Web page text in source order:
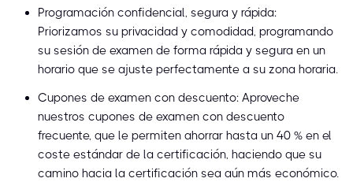
Programación confidencial, segura y rápida:
Priorizamos su privacidad y comodidad, programando
su sesión de examen de forma rápida y segura en un
horario que se ajuste perfectamente a su zona horaria.
Cupones de examen con descuento: Aproveche
nuestros cupones de examen con descuento
frecuente, que le permiten ahorrar hasta un 40 % en el
coste estándar de la certificación, haciendo que su
camino hacia la certificación sea aún más económico.